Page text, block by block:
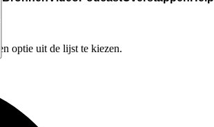
optie uit de lijst te kiezen.